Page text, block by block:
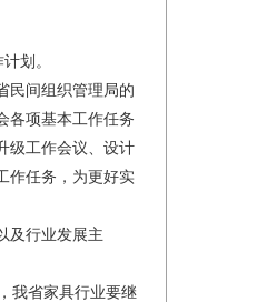
划。
民间组织管理局的
各项基本工作任务
级工作会议、设计
作任务，为更好实
及行业发展主
我省家具行业要继